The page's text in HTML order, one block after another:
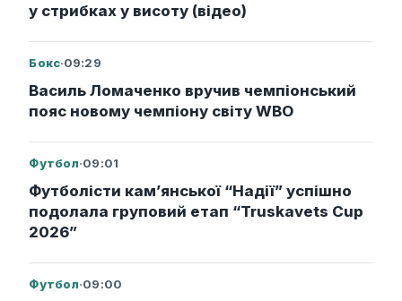
у стрибках у висоту (відео)
Бокс·09:29
Василь Ломаченко вручив чемпіонський
пояс новому чемпіону світу WBO
Футбол·09:01
Футболісти кам’янської “Надії” успішно
подолала груповий етап “Truskavets Cup
2026”
Футбол·09:00